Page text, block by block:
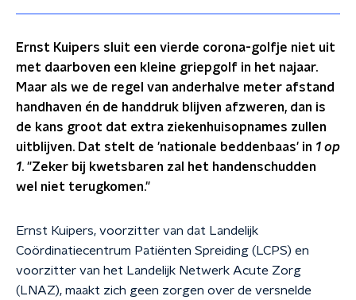
Ernst Kuipers sluit een vierde corona-golfje niet uit
met daarboven een kleine griepgolf in het najaar.
Maar als we de regel van anderhalve meter afstand
handhaven én de handdruk blijven afzweren, dan is
de kans groot dat extra ziekenhuisopnames zullen
uitblijven. Dat stelt de 'nationale beddenbaas' in 1 op
1. "Zeker bij kwetsbaren zal het handenschudden
wel niet terugkomen."
Ernst Kuipers, voorzitter van dat Landelijk
Coördinatiecentrum Patiënten Spreiding (LCPS) en
voorzitter van het Landelijk Netwerk Acute Zorg
(LNAZ), maakt zich geen zorgen over de versnelde